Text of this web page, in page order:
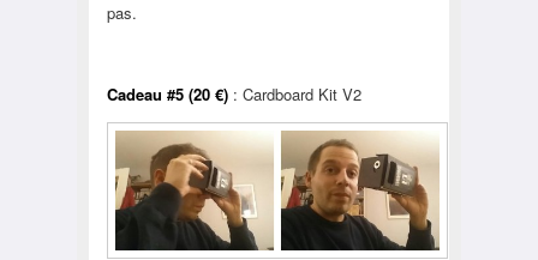
pas.
Cadeau #5 (20 €): Cardboard Kit V2